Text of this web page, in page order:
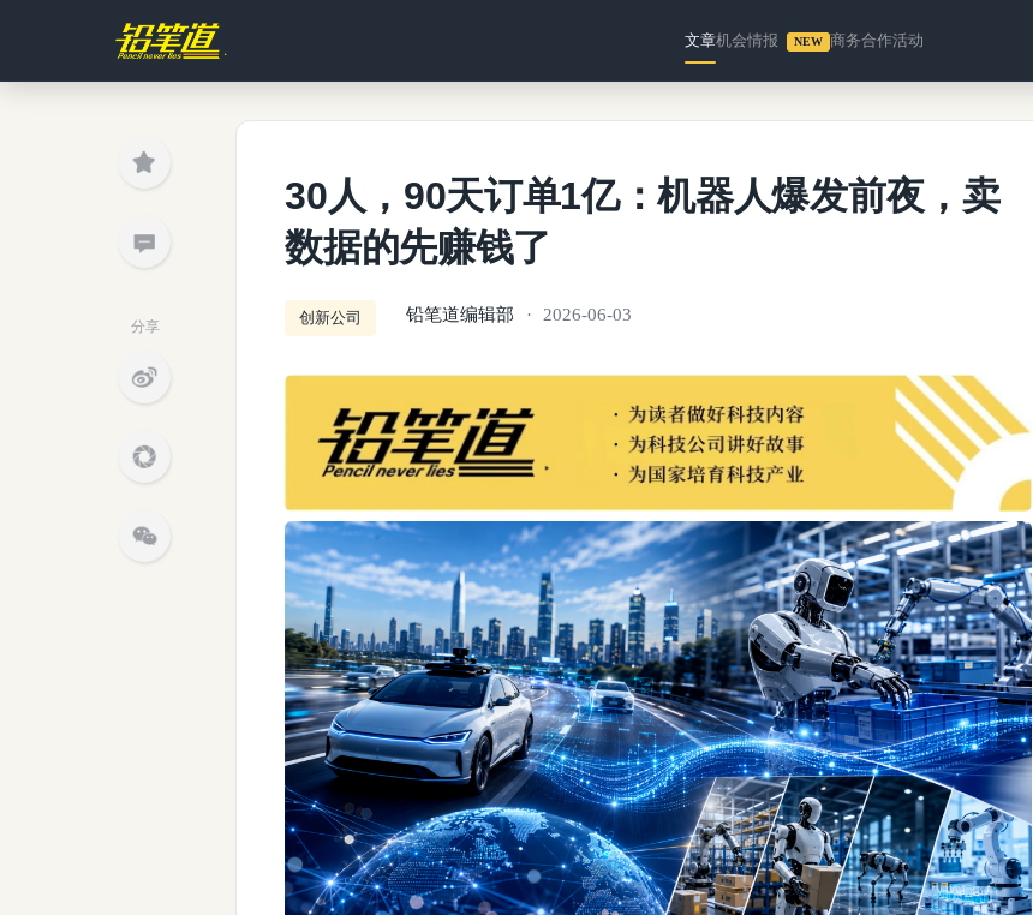
文章机会情报 NEW 商务合作活动
分享
30人，90天订单1亿：机器人爆发前夜，卖
数据的先赚钱了
创新公司 铅笔道编辑部 2026-06-03